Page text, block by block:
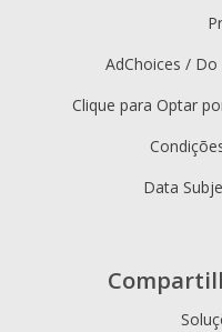
AdChoices /
Clique para Optar
Data